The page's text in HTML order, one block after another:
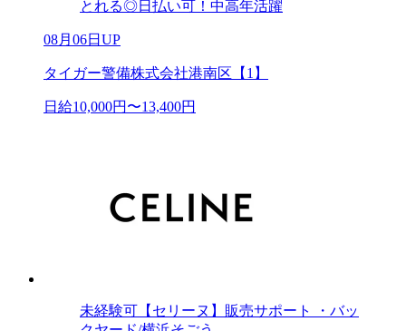
とれる◎日払い可！中高年活躍
08月06日UP
タイガー警備株式会社港南区【1】
日給10,000円〜13,400円
未経験可【セリーヌ】販売サポート ・バッ